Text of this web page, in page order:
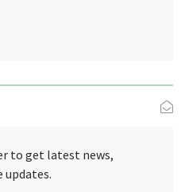
to get latest news,
updates.